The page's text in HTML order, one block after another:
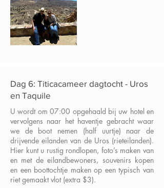
Dag 6: Titicacameer dagtocht - Uros
en Taquile
U wordt om 07:00 opgehaald bij uw hotel en
vervolgens naar het haventje gebracht waar
we de boot nemen (half uurtje) naar de
drijvende eilanden van de Uros (rieteilanden).
Hier kunt u rustig rondlopen, foto’s maken van
en met de eilandbewoners, souvenirs kopen
en een boottochtje maken op een typisch van
riet gemaakt vlot (extra $3).